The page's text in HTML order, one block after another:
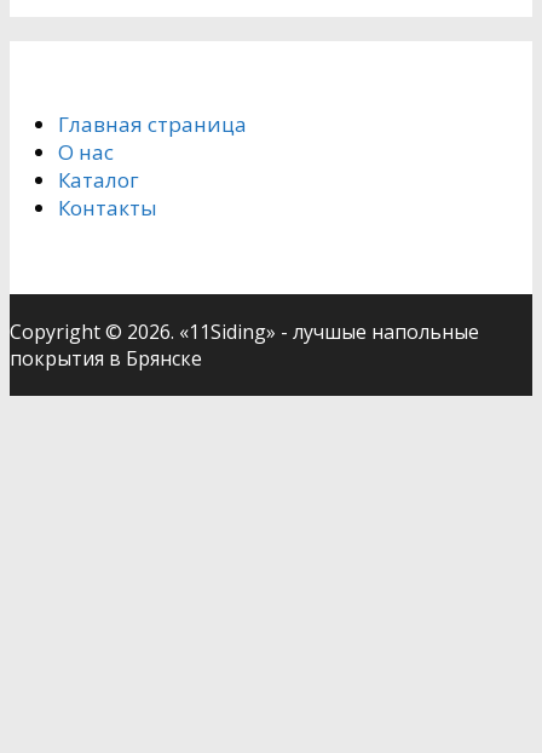
Главная страница
О нас
Каталог
Контакты
Copyright © 2026. «11Siding» - лучшые напольные
покрытия в Брянске